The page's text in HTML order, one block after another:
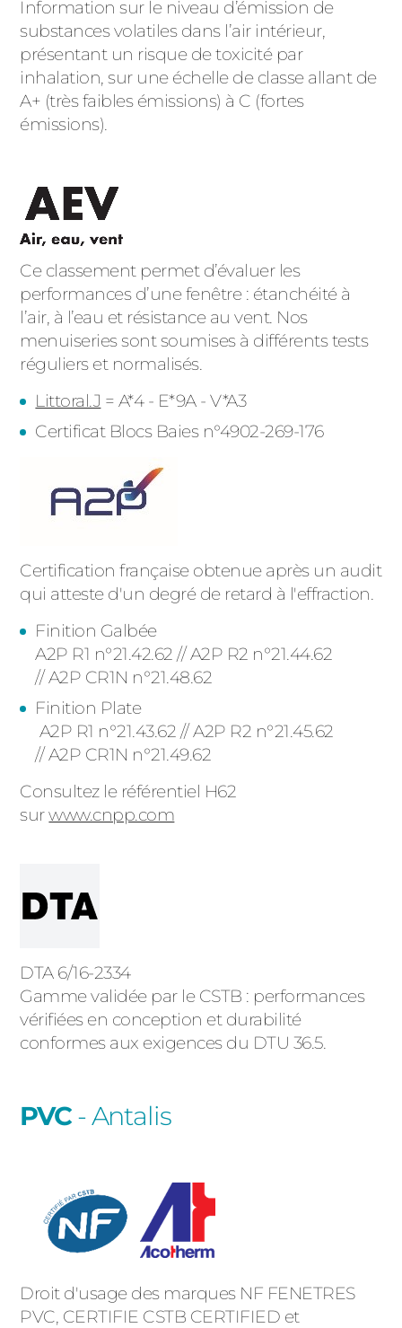
Information sur le niveau d’émission de
substances volatiles dans l’air intérieur,
présentant un risque de toxicité par
inhalation, sur une échelle de classe allant de
A+ (très faibles émissions) à C (fortes
émissions).
Ce classement permet d’évaluer les
performances d’une fenêtre : étanchéité à
l’air, à l’eau et résistance au vent. Nos
menuiseries sont soumises à différents tests
réguliers et normalisés.
Littoral.J = A*4 - E*9A - V*A3
Certificat Blocs Baies n°4902-269-176
Certification française obtenue après un audit
qui atteste d'un degré de retard à l'effraction.
Finition Galbée
A2P R1 n°21.42.62 // A2P R2 n°21.44.62
// A2P CR1N n°21.48.62
Finition Plate
A2P R1 n°21.43.62 // A2P R2 n°21.45.62
// A2P CR1N n°21.49.62
Consultez le référentiel H62
surwww.cnpp.com
DTA 6/16-2334
Gamme validée par le CSTB : performances
vérifiées en conception et durabilité
conformes aux exigences du DTU 36.5.
PVC- Antalis
Droit d'usage des marques NF FENETRES
PVC, CERTIFIE CSTB CERTIFIED et